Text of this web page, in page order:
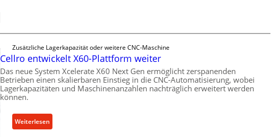
b
e
r
V
o
j
i
c
e
r
r
Zusätzliche Lagerkapazität oder weitere CNC-Maschine
Cellro entwickelt X60-Plattform weiter
Das neue System Xcelerate X60 Next Gen ermöglicht zerspanenden
Betrieben einen skalierbaren Einstieg in die CNC-Automatisierung, wobei
Lagerkapazitäten und Maschinenanzahlen nachträglich erweitert werden
können.
Weiterlesen
C